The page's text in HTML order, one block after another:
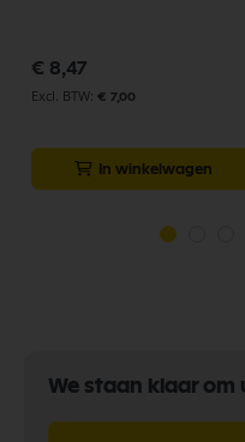
€ 8,47
€ 7,00
In winkelwagen
We staan klaar om